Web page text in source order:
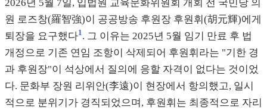
2026년 5월 7일, 입법원 교육문화위원회 개회 전 국민당 의
원 로즈창(羅智強)이 공공방송 후원장 후원휘(胡元輝)에게
퇴장을 요구했다1. 그 이유는 2025년 5월 임기 만료 후 법
개정으로 기존 연임 조항이 삭제되어 후원휘라는 "기한 경
과 후원장"이 석상에서 질의에 응할 자격이 없다는 것이었
다. 문화부 장원 리위안(李遠)이 현장에서 항의했고, 일시
적으로 분위기가 경직되었으며, 후원휘는 최종적으로 자리